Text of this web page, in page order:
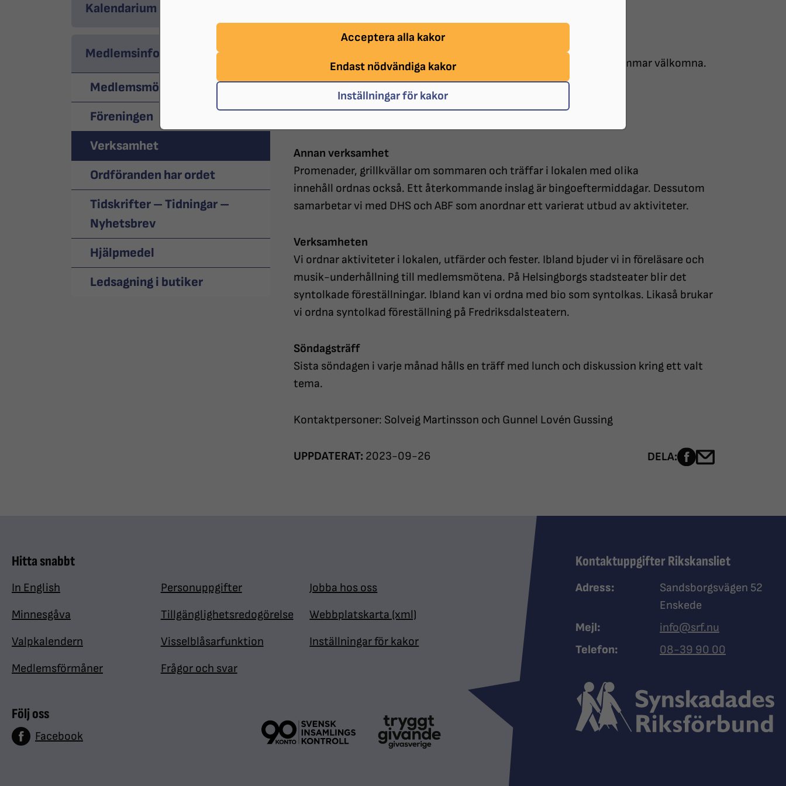
Acceptera alla kakor
Endast nödvändiga kakor
Inställningar för kakor
Kalendarium
Medlemsinformation
Medlemsmöte
Föreningen
Verksamhet
Ordföranden har ordet
Tidskrifter – Tidningar –
Nyhetsbrev
Hjälpmedel
Ledsagning i butiker
Cirkelverksamhet i Helsingborg
Kurser bedrivs i samarbete med ABF. Till dessa kurser är alla medlemmar välkomna.
Kursavgiften meddelas vid varje kursstart.
Annan verksamhet
Promenader, grillkvällar om sommaren och träffar i lokalen med olika
innehåll ordnas också. Ett återkommande inslag är bingoeftermiddagar. Dessutom
samarbetar vi med DHS och ABF som anordnar ett varierat utbud av aktiviteter.
Verksamheten
Vi ordnar aktiviteter i lokalen, utfärder och fester. Ibland bjuder vi in föreläsare och
musik-underhållning till medlemsmötena. På Helsingborgs stadsteater blir det
syntolkade föreställningar. Ibland kan vi ordna med bio som syntolkas. Likaså brukar
vi ordna syntolkad föreställning på Fredriksdalsteatern.
Söndagsträff
Sista söndagen i varje månad hålls en träff med lunch och diskussion kring ett valt
tema.
Kontaktpersoner: Solveig Martinsson och Gunnel Lovén Gussing
UPPDATERAT: 2023-09-26 DELA: Dela sidan på
Hitta snabbt
In English
Minnesgåva
Valpkalendern
Medlemsförmåner
Personuppgifter
Tillgänglighetsredogörelse
Visselblåsarfunktion
Frågor och svar
Jobba hos oss
Webbplatskarta (xml)
Inställningar för kakor
Följ oss
Facebook
Kontaktuppgifter Rikskansliet
Adress:
Sandsborgsvägen 52
Enskede
Mejl:
info@srf.nu
Telefon:
Ring Synskadades
08-39 90 00